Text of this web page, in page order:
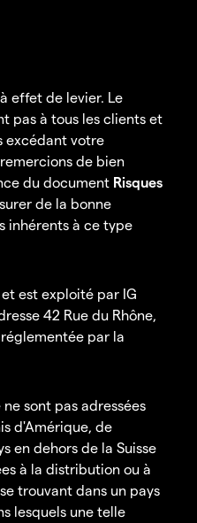
effet de levier. Le
pas à tous les clients et
excédant votre
de bien
du document Risques
de la bonne
inhérents à ce type
est exploité par IG
42 Rue du Rhône,
par la
sont pas adressées
d'Amérique, de
en dehors de la Suisse
à la distribution ou à
trouvant dans un pays
lesquels une telle